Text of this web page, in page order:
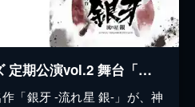
神戸セーラーボーイズ 定期公演vol.2 舞台「銀牙 -流れ星 銀-」
「銀牙 -流れ星 銀-」が、神